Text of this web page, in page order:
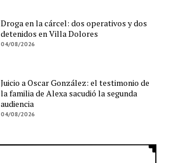
Droga en la cárcel: dos operativos y dos
detenidos en Villa Dolores
04/08/2026
Juicio a Oscar González: el testimonio de
la familia de Alexa sacudió la segunda
audiencia
04/08/2026